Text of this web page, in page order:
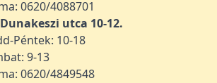
0620/4088701
utca 10-12.
Péntek: 10-18
9-13
0620/4849548